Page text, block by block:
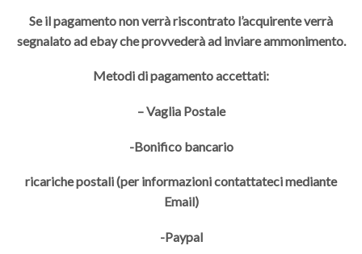
Se il pagamento non verrà riscontrato l’acquirente verrà
segnalato ad ebay che provvederà ad inviare ammonimento.
Metodi di pagamento accettati:
– Vaglia Postale
-Bonifico bancario
ricariche postali (per informazioni contattateci mediante
Email)
-Paypal